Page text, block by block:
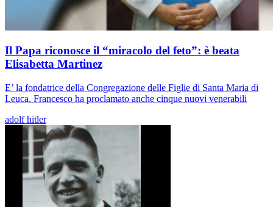
Il Papa riconosce il “miracolo del feto”: è beata
Elisabetta Martinez
E’ la fondatrice della Congregazione delle Figlie di Santa Maria di
Leuca. Francesco ha proclamato anche cinque nuovi venerabili
adolf hitler